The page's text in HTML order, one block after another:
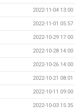
2022-11-04 13:00
2022-11-01 05:57
2022-10-29 17:00
2022-10-28 14:00
2022-10-26 14:00
2022-10-21 08:01
2022-10-11 09:00
2022-10-03 15:35